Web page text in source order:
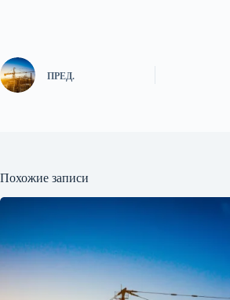
ПРЕД.
Похожие записи